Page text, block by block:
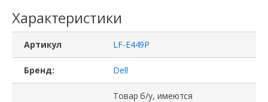
Dell
Latitude
7285
Характеристики
Артикул LF-E449P
Бренд: Dell
Товар б/у, имеются